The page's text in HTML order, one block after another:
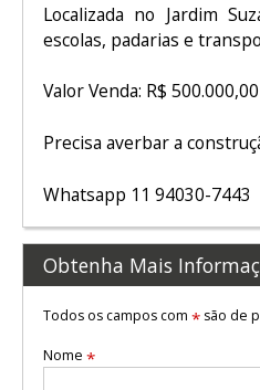
Localizada no Jardim
escolas, padarias e
Valor Venda: R$ 500.000,00
Precisa averbar a
Whatsapp 11 94030-7443
Obtenha Mais
Todos os campos com *são de
Nome *